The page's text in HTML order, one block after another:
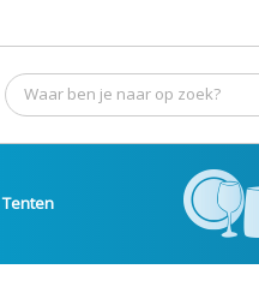
Tenten